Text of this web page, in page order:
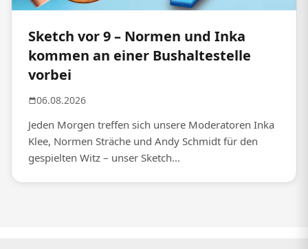
Sketch vor 9 – Normen und Inka
kommen an einer Bushaltestelle
vorbei
06.08.2026
Jeden Morgen treffen sich unsere Moderatoren Inka
Klee, Normen Sträche und Andy Schmidt für den
gespielten Witz – unser Sketch...